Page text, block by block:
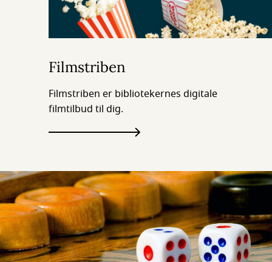
Filmstriben
Filmstriben er bibliotekernes digitale
filmtilbud til dig.